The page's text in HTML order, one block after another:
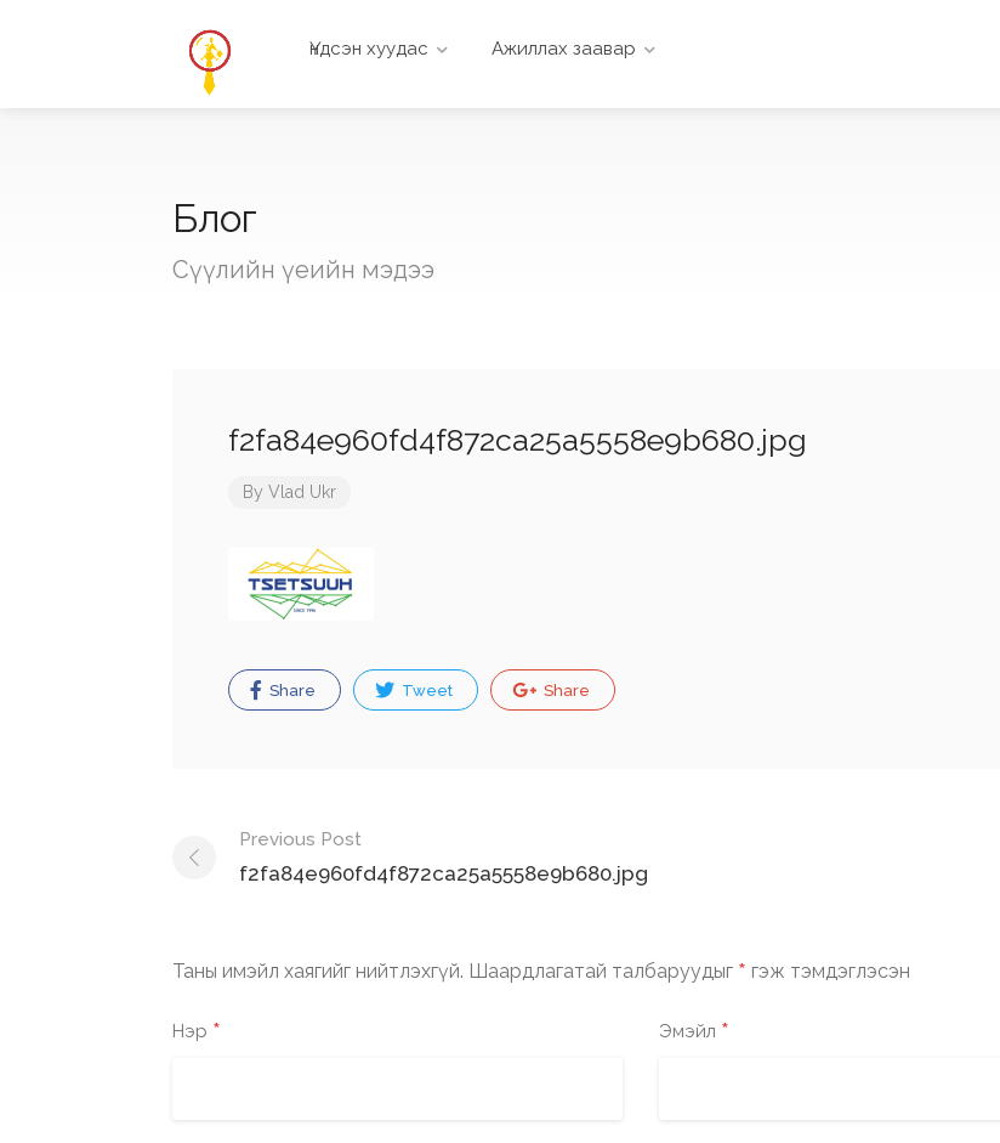
Үндсэн хуудас Ажиллах заавар
Блог
Сүүлийн үеийн мэдээ
f2fa84e960fd4f872ca25a5558e9b680.jpg
By Vlad Ukr
Share Tweet Share
Post
navigation
Previous Post
f2fa84e960fd4f872ca25a5558e9b680.jpg
Таны имэйл хаягийг нийтлэхгүй. Шаардлагатай талбаруудыг * гэж тэмдэглэсэн
Нэр * Эмэйл *